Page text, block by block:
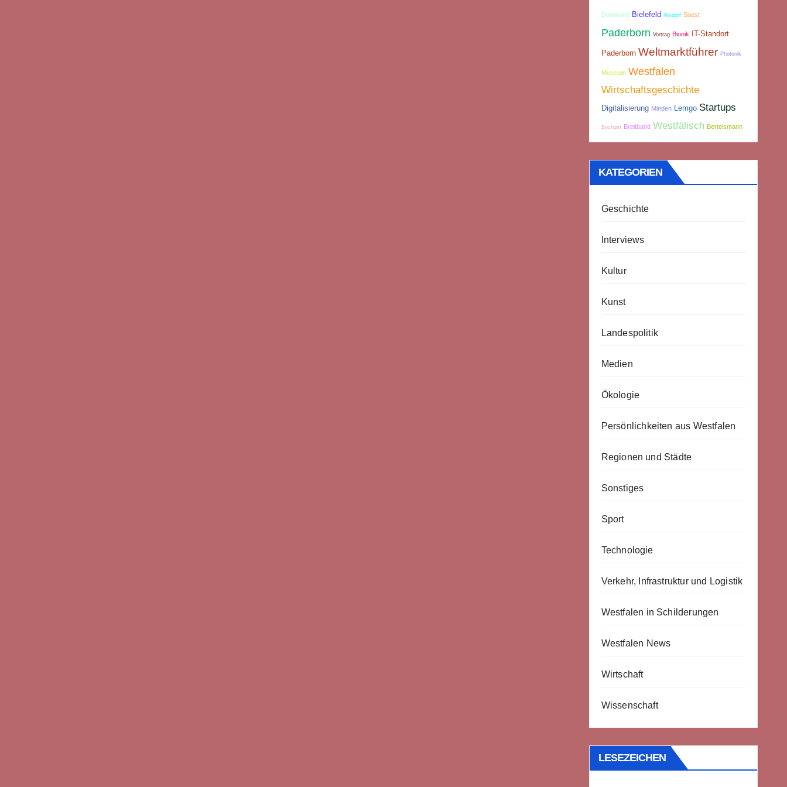
Dortmund Bielefeld Nixdorf Soest
Paderborn Vortrag Bionik IT-Standort
Paderborn Weltmarktführer Photonik
Museum Westfalen
Wirtschaftsgeschichte
Digitalisierung Minden Lemgo Startups
Bochum Breitband Westfälisch Bertelsmann
KATEGORIEN
Geschichte
Interviews
Kultur
Kunst
Landespolitik
Medien
Ökologie
Persönlichkeiten aus Westfalen
Regionen und Städte
Sonstiges
Sport
Technologie
Verkehr, Infrastruktur und Logistik
Westfalen in Schilderungen
Westfalen News
Wirtschaft
Wissenschaft
LESEZEICHEN